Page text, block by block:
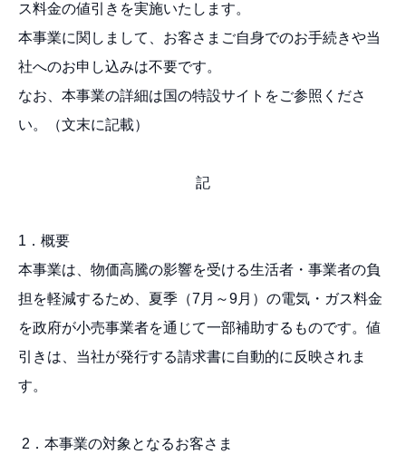
ス料金の値引きを実施いたします。
本事業に関しまして、お客さまご自身でのお手続きや当
社へのお申し込みは不要です。
なお、本事業の詳細は国の特設サイトをご参照くださ
い。（文末に記載）
記
1．概要
本事業は、物価高騰の影響を受ける生活者・事業者の負
担を軽減するため、夏季（7月～9月）の電気・ガス料金
を政府が小売事業者を通じて一部補助するものです。値
引きは、当社が発行する請求書に自動的に反映されま
す。
2．本事業の対象となるお客さま